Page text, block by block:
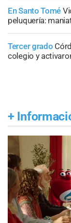
En Santo Tomé
peluquería:
Tercer grado
colegio y
+